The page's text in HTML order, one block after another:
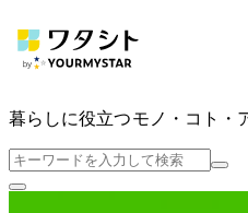
暮らしに役立つモノ・コト・